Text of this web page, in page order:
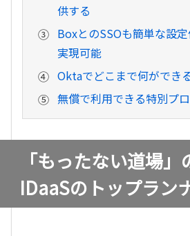
供する
BoxとのSSOも簡単な設
実現可能
Oktaでどこまで何ができ
無償で利用できる特別プ
「もったない道場
IDaaSのトップラン